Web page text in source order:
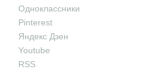
Одноклассники
Pinterest
Яндекс Дзен
Youtube
RSS